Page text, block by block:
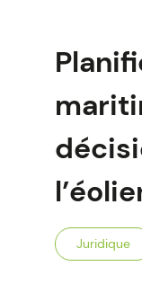
Juridique